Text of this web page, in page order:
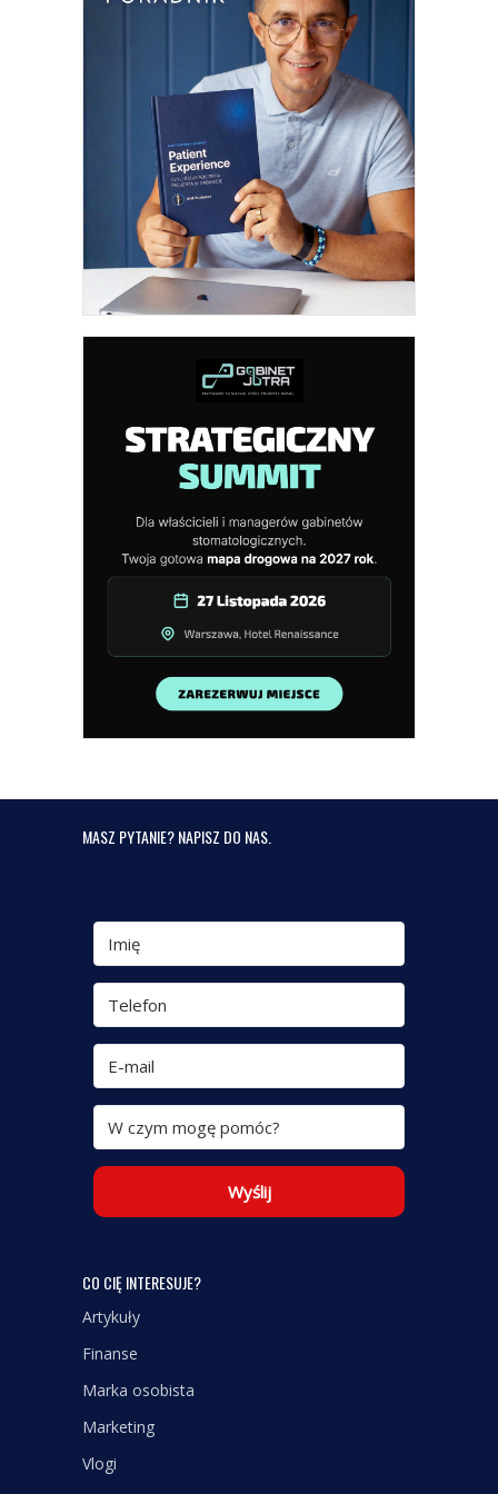
MASZ PYTANIE? NAPISZ DO NAS.
Wyślij
CO CIĘ INTERESUJE?
Artykuły
Finanse
Marka osobista
Marketing
Vlogi